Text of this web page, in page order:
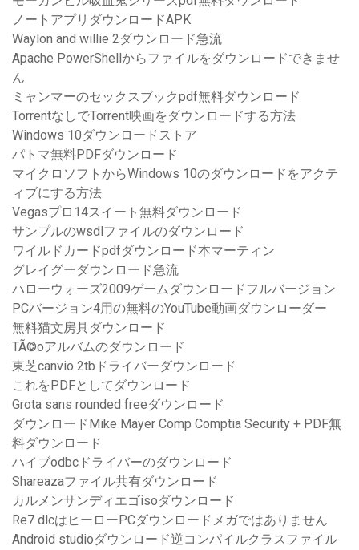
ノートアプリダウンロードAPK
Waylon and willie 2ダウンロード急流
Apache PowerShellからファイルをダウンロードできませ
ん
ミャンマーのセックスブックpdf無料ダウンロード
TorrentなしでTorrent映画をダウンロードする方法
Windows 10ダウンロードストア
パトマ無料PDFダウンロード
マイクロソフトからWindows 10のダウンロードをアクテ
ィブにする方法
Vegasプロ14スイート無料ダウンロード
サンプルのwsdlファイルのダウンロード
ワイルドカードpdfダウンロード本マーティン
グレイグーダウンロード急流
ハローウォーズ2009ゲームダウンロードフルバージョン
PCバージョン4用の無料のYouTube動画ダウンローダー
無料猫文房具ダウンロード
TÃ©oアルバムのダウンロード
東芝canvio 2tbドライバーダウンロード
これをPDFとしてダウンロード
Grota sans rounded freeダウンロード
ダウンロードMike Mayer Comp Comptia Security + PDF無
料ダウンロード
ハイブodbcドライバーのダウンロード
Shareazaファイル共有ダウンロード
カルメンサンディエゴisoダウンロード
Re7 dlcはヒーローPCダウンロードメガではありません
Android studioダウンロード逆コンパイルクラスファイル